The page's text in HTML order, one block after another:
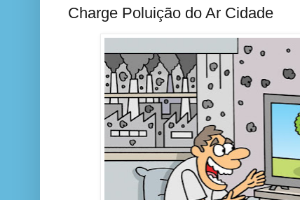
Charge Poluição do Ar Cidade